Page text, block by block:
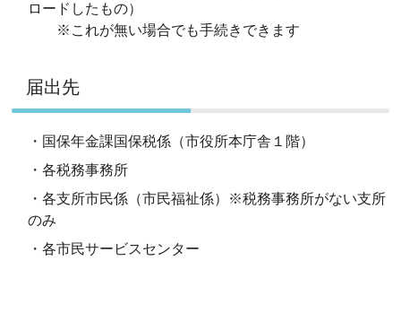
ロードしたもの）
※これが無い場合でも手続きできます
届出先
・国保年金課国保税係（市役所本庁舎１階）
・各税務事務所
・各支所市民係（市民福祉係）※税務事務所がない支所
のみ
・各市民サービスセンター